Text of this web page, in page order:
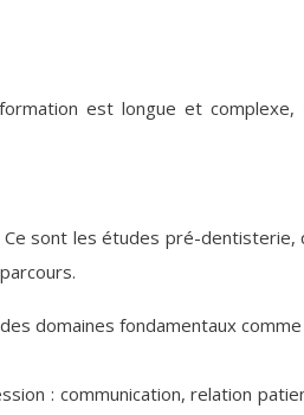
est longue et
sont les études pré-dentisterie,
domaines fondamentaux
: communication, relation